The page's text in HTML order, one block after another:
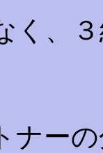
、３
ーの